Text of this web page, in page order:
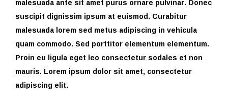
suscipit dignissim ipsum at euismod. Curabitur
malesuada lorem sed metus adipiscing in vehicula
quam commodo. Sed porttitor elementum elementum.
Proin eu ligula eget leo consectetur sodales et non
mauris. Lorem ipsum dolor sit amet, consectetur
adipiscing elit.